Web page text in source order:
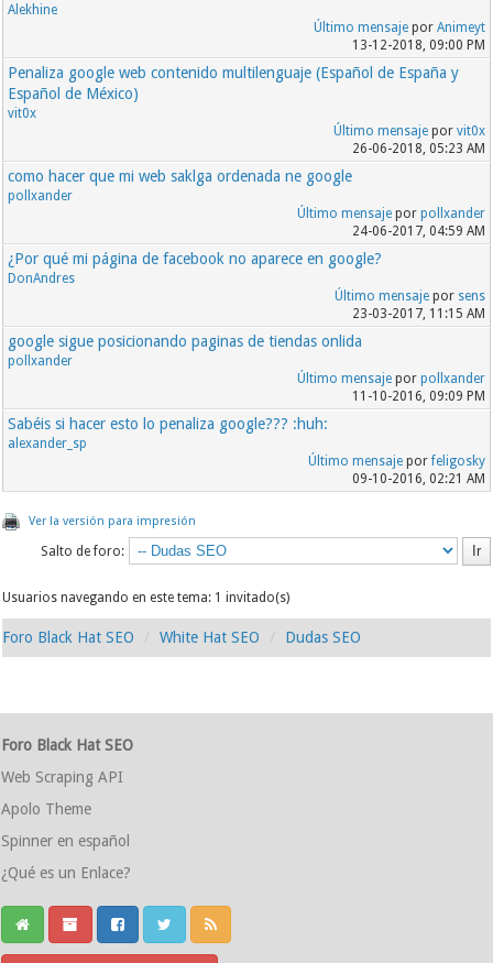
Alekhine
Último mensajepor Animeyt
13-12-2018, 09:00 PM
Penaliza google web contenido multilenguaje (Español de España y
Español de México)
vit0x
Último mensajepor vit0x
26-06-2018, 05:23 AM
como hacer que mi web saklga ordenada ne google
pollxander
Último mensajepor pollxander
24-06-2017, 04:59 AM
¿Por qué mi página de facebook no aparece en google?
DonAndres
Último mensajepor sens
23-03-2017, 11:15 AM
google sigue posicionando paginas de tiendas onlida
pollxander
Último mensajepor pollxander
11-10-2016, 09:09 PM
Sabéis si hacer esto lo penaliza google??? :huh:
alexander_sp
Último mensajeporfeligosky
09-10-2016, 02:21 AM
Ver la versión para impresión
Salto de foro:
Usuarios navegando en este tema: 1 invitado(s)
Foro Black Hat SEO White Hat SEO Dudas SEO
Foro Black Hat SEO
Web Scraping API
Apolo Theme
Spinner en español
¿Qué es un Enlace?